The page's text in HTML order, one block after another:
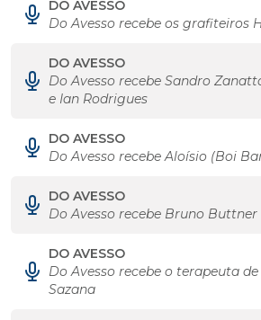
DO AVESSO
Do Avesso recebe os grafiteiros
DO AVESSO
Do Avesso recebe Sandro
e Ian Rodrigues
DO AVESSO
Do Avesso recebe Aloísio (Boi
DO AVESSO
Do Avesso recebe Bruno Buttner
DO AVESSO
Do Avesso recebe o terapeuta
Sazana